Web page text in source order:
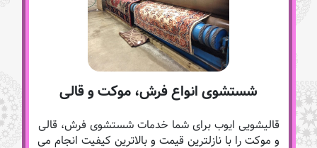
شستشوی انواع فرش، موکت و قالی
قالیشویی ایوب برای شما خدمات شستشوی فرش، قالی
و موکت را با نازلترین قیمت و بالاترین کیفیت انجام می